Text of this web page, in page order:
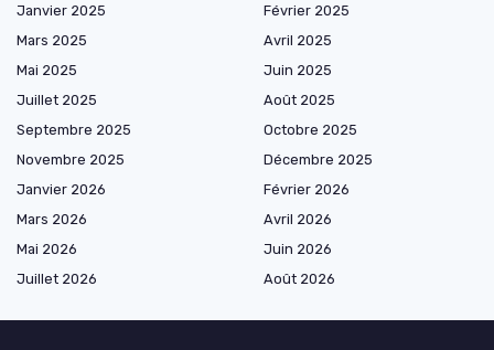
Janvier 2025
Février 2025
Mars 2025
Avril 2025
Mai 2025
Juin 2025
Juillet 2025
Août 2025
Septembre 2025
Octobre 2025
Novembre 2025
Décembre 2025
Janvier 2026
Février 2026
Mars 2026
Avril 2026
Mai 2026
Juin 2026
Juillet 2026
Août 2026